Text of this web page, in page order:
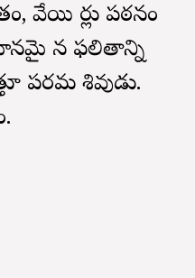
వేయి సార్లు పఠనం
న ఫలితాన్ని
పరమ శివుడు.